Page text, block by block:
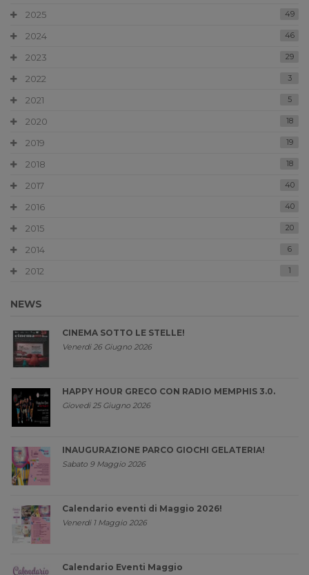
2025 49
2024 46
2023 29
2022 3
2021 5
2020 18
2019 19
2018 18
2017 40
2016 40
2015 20
2014 6
2012 1
NEWS
CINEMA SOTTO LE STELLE!
Venerdi 26 Giugno 2026
HAPPY HOUR GRECO CON RADIO MEMPHIS 3.0.
Giovedi 25 Giugno 2026
INAUGURAZIONE PARCO GIOCHI GELATERIA!
Sabato 9 Maggio 2026
Calendario eventi di Maggio 2026!
Venerdi 1 Maggio 2026
Calendario Eventi Maggio